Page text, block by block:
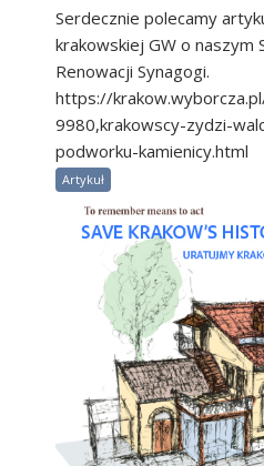
Serdecznie polecamy
krakowskiej GW o naszym
Renowacji Synagogi.
https://
9980,krakowscy-zydzi-
podworku-kamienicy.html
Artykuł